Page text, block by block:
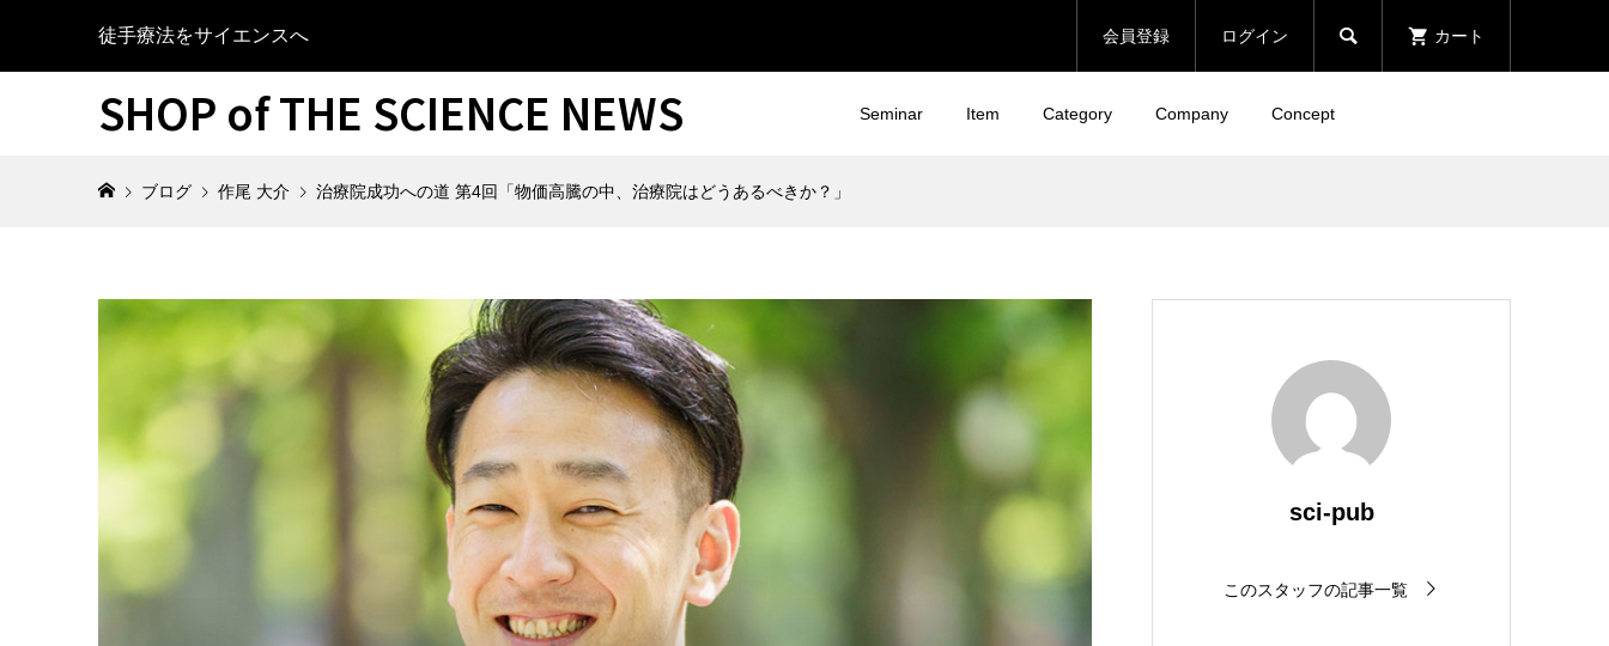
徒手療法をサイエンスへ 会員登録 ログイン  カート
SHOP of THE SCIENCE NEWS Seminar Item Category Company Concept
ブログ 作尾 大介 治療院成功への道 第4回「物価高騰の中、治療院はどうあるべきか？」
sci-pub
このスタッフの記事一覧